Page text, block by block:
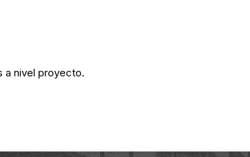
a nivel proyecto.